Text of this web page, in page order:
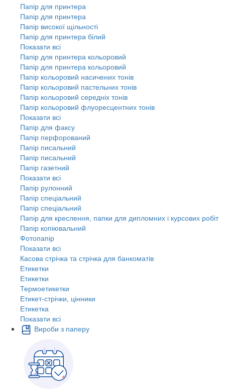
Папір для принтера
Папір для принтера
Папір високої щільності
Папір для принтера білий
Показати всі
Папір для принтера кольоровий
Папір для принтера кольоровий
Папір кольоровий насичених тонів
Папір кольоровий пастельних тонів
Папір кольоровий середніх тонів
Папір кольоровий флуоресцентних тонів
Показати всі
Папір для факсу
Папір перфорований
Папір писальний
Папір писальний
Папір газетний
Показати всі
Папір рулонний
Папір спеціальний
Папір спеціальний
Папір для креслення, папки для дипломних і курсових робіт
Папір копіювальний
Фотопапір
Показати всі
Касова стрічка та стрічка для банкоматів
Етикетки
Етикетки
Термоетикетки
Етикет-стрічки, цінники
Етикетка
Показати всі
Вироби з паперу